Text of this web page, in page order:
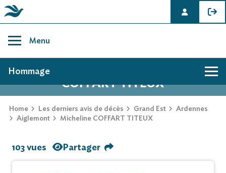
content
Menu
AVIS DE DÉCÈS DE MICHELINE
COFFART TITEUX
Home Les derniers avis de décès Grand Est
Ardennes
Aiglemont
Micheline COFFART TITEUX
Hommage
103 vues Partager